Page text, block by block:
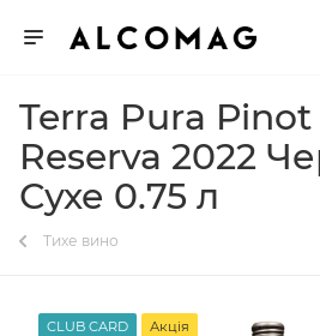
Terra Pura
Reserva 2022
Сухе 0.75 л
Тихе вино
CLUB CARD Акція